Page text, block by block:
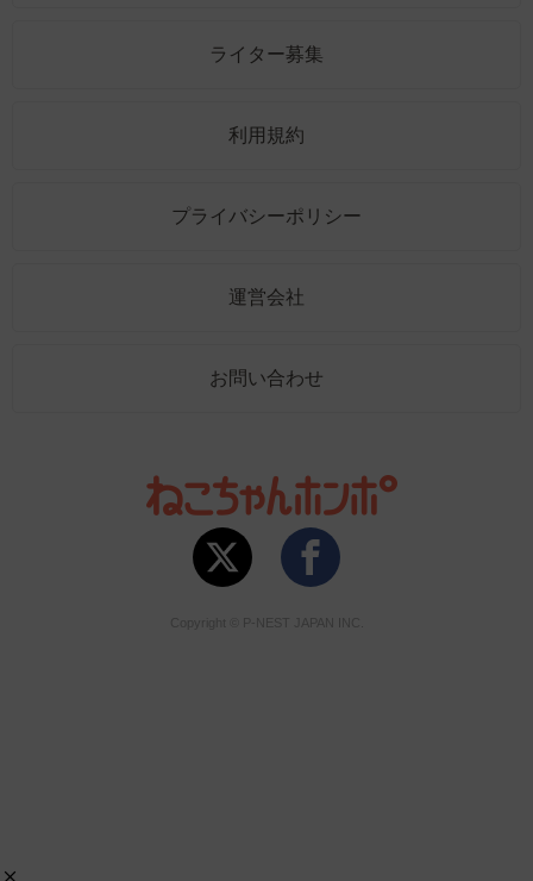
ライター募集
利用規約
プライバシーポリシー
運営会社
お問い合わせ
Copyright © P-NEST JAPAN INC.